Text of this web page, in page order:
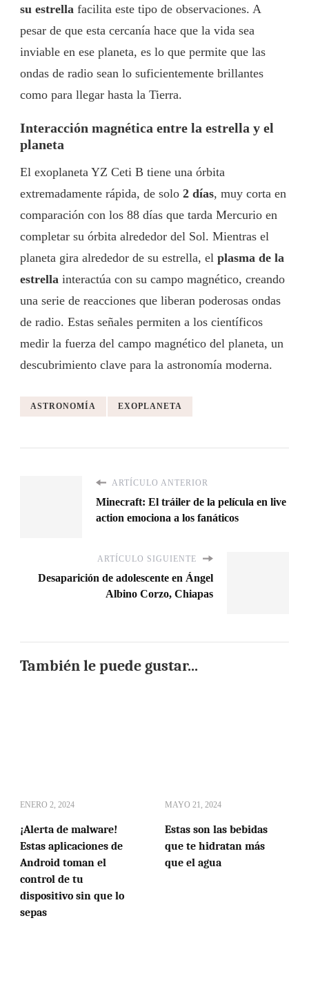
su estrella facilita este tipo de observaciones. A
pesar de que esta cercanía hace que la vida sea
inviable en ese planeta, es lo que permite que las
ondas de radio sean lo suficientemente brillantes
como para llegar hasta la Tierra.
Interacción magnética entre la estrella y el
planeta
El exoplaneta YZ Ceti B tiene una órbita
extremadamente rápida, de solo 2 días, muy corta en
comparación con los 88 días que tarda Mercurio en
completar su órbita alrededor del Sol. Mientras el
planeta gira alrededor de su estrella, el plasma de la
estrella interactúa con su campo magnético, creando
una serie de reacciones que liberan poderosas ondas
de radio. Estas señales permiten a los científicos
medir la fuerza del campo magnético del planeta, un
descubrimiento clave para la astronomía moderna.
ASTRONOMÍA EXOPLANETA
ARTÍCULO ANTERIOR
Minecraft: El tráiler de la película en live
action emociona a los fanáticos
ARTÍCULO SIGUIENTE
Desaparición de adolescente en Ángel
Albino Corzo, Chiapas
También le puede gustar...
ENERO 2, 2024
¡Alerta de malware!
Estas aplicaciones de
Android toman el
control de tu
dispositivo sin que lo
sepas
MAYO 21, 2024
Estas son las bebidas
que te hidratan más
que el agua